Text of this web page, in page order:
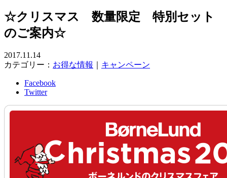
☆クリスマス 数量限定 特別セット
のご案内☆
2017.11.14
カテゴリー： お得な情報 キャンペーン
Facebook
Twitter